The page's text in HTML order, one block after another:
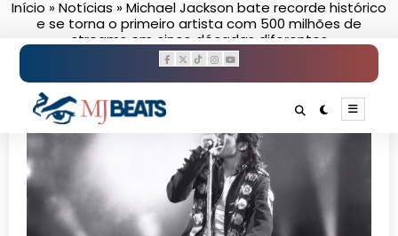
PularInício »Notícias »Michael Jackson bate recorde histórico
e se torna o primeiro artista com 500 milhões de
streams em cinco décadas diferentes